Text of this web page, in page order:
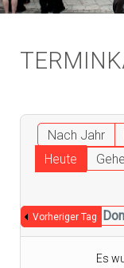
Nach Jahr
Heute
Vorheriger Tag
Es